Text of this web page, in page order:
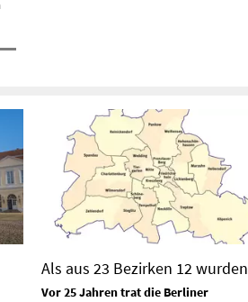
Als aus 23 Bezirken 12 wurden
Vor 25 Jahren trat die Berliner